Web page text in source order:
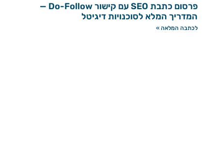
פרסום כתבת SEO עם קישור Do-Follow —
המדריך המלא לסוכנויות דיגיטל
לכתבה המלאה »